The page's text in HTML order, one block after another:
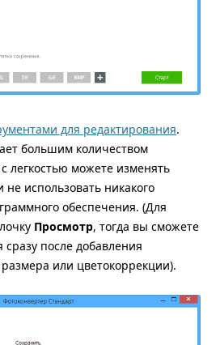
для редактирования.
большим количеством
легкостью можете изменять
использовать никакого
обеспечения. (Для
Просмотр, тогда вы сможете
после добавления
или цветокоррекции).